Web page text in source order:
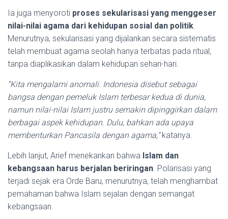
Ia juga menyoroti proses sekularisasi yang menggeser
nilai-nilai agama dari kehidupan sosial dan politik
Menurutnya, sekularisasi yang dijalankan secara sistematis
telah membuat agama seolah hanya terbatas pada ritual,
tanpa diaplikasikan dalam kehidupan sehari-hari.
“Kita mengalami anomali. Indonesia disebut sebagai
bangsa dengan pemeluk Islam terbesar kedua di dunia,
namun nilai-nilai Islam justru semakin dipinggirkan dalam
berbagai aspek kehidupan. Dulu, bahkan ada upaya
membenturkan Pancasila dengan agama,”katanya.
Lebih lanjut, Arief menekankan bahwa Islam dan
kebangsaan harus berjalan beriringan . Polarisasi yang
terjadi sejak era Orde Baru, menurutnya, telah menghambat
pemahaman bahwa Islam sejalan dengan semangat
kebangsaan.